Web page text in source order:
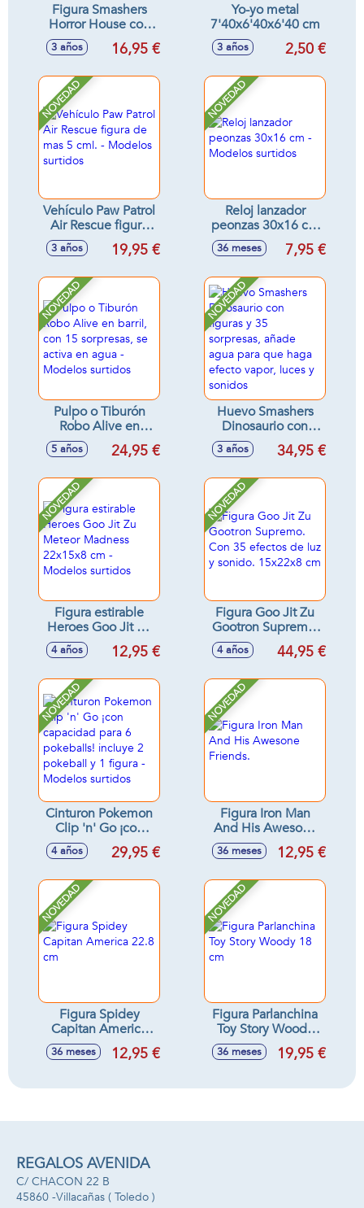
Figura Smashers
Horror House con
slime,
coleccionables
Modelos surtidos
3 años 16,95 €
Yo-yo metal
7'40x6'40x6'40 cm
3 años 2,50 €
NOVEDAD
Vehículo Paw Patrol
Air Rescue figura
de mas 5 cml. -
Modelos surtidos
3 años 19,95 €
NOVEDAD
Reloj lanzador
peonzas 30x16 cm
- Modelos surtidos
36 meses 7,95 €
NOVEDAD
Pulpo o Tiburón
Robo Alive en
barril, con 15
sorpresas, se activa
surtidos
5 años 24,95 €
NOVEDAD
Huevo Smashers
Dinosaurio con
figuras y 35
sorpresas, añade
haga efecto vapor,
luces y sonidos
3 años 34,95 €
NOVEDAD
Figura estirable
Heroes Goo Jit Zu
Meteor Madness
22x15x8 cm -
4 años 12,95 €
NOVEDAD
Figura Goo Jit Zu
Gootron Supremo.
Con 35 efectos de
luz y sonido.
4 años 44,95 €
NOVEDAD
Cinturon Pokemon
Clip 'n' Go ¡con
capacidad para 6
pokeballs! incluye
figura - Modelos
surtidos
4 años 29,95 €
NOVEDAD
Figura Iron Man
And His Awesone
Friends.
36 meses 12,95 €
NOVEDAD
Figura Spidey
Capitan America
22.8 cm
36 meses 12,95 €
NOVEDAD
Figura Parlanchina
Toy Story Woody
18 cm
36 meses 19,95 €
REGALOS AVENIDA
C/ CHACON 22 B
45860 -Villacañas ( Toledo )